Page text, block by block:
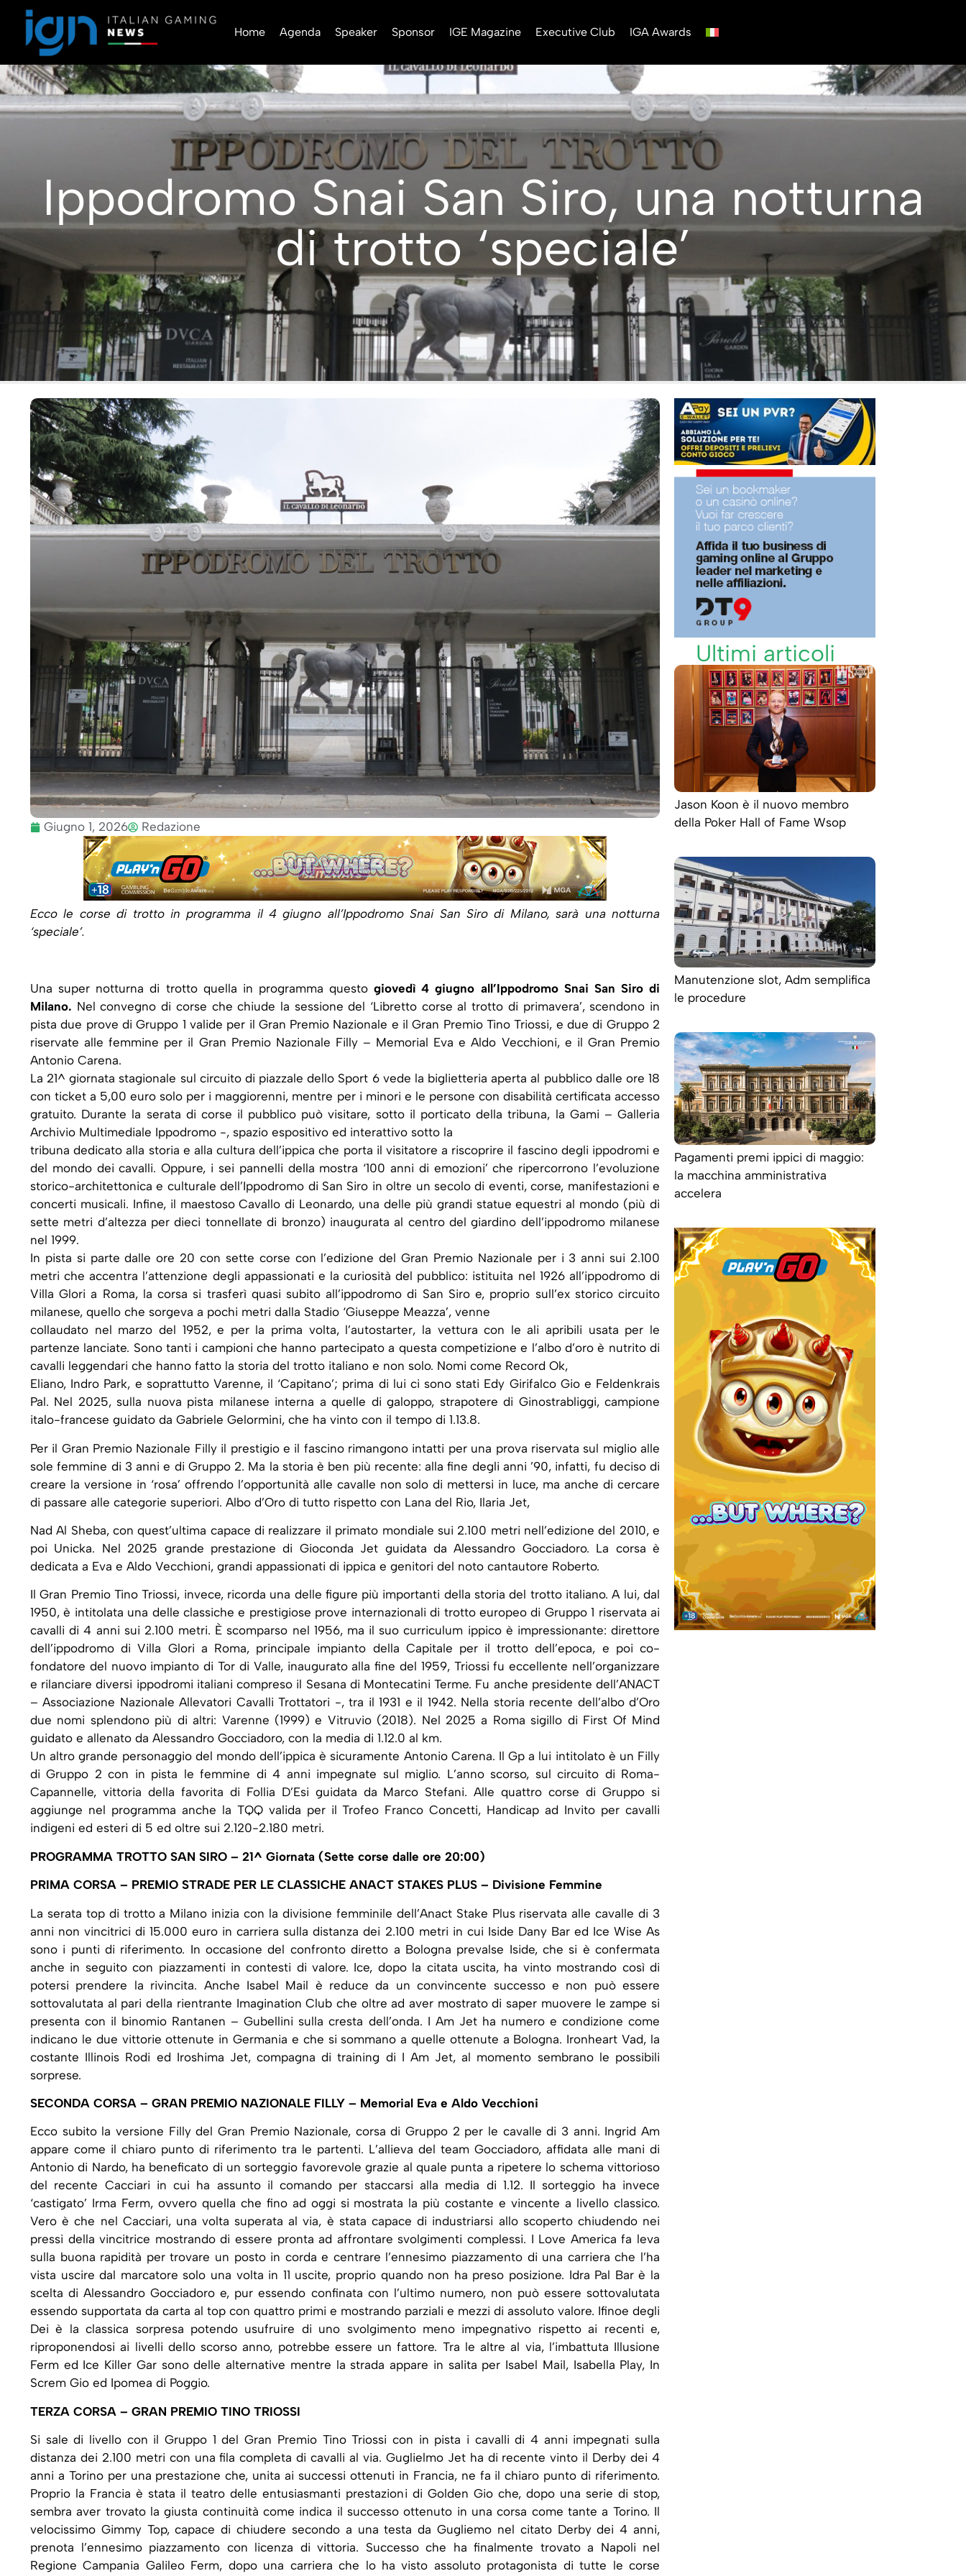
Home Agenda Speaker Sponsor IGE Magazine Executive Club IGA Awards
Ippodromo Snai San Siro, una notturna
di trotto ‘speciale’
Giugno 1, 2026 Redazione
Ecco le corse di trotto in programma il 4 giugno all’Ippodromo Snai San Siro di Milano, sarà una notturna
‘speciale’.
Una super notturna di trotto quella in programma questo giovedì 4 giugno all’Ippodromo Snai San Siro di
Milano. Nel convegno di corse che chiude la sessione del ‘Libretto corse al trotto di primavera’, scendono in
pista due prove di Gruppo 1 valide per il Gran Premio Nazionale e il Gran Premio Tino Triossi, e due di Gruppo 2
riservate alle femmine per il Gran Premio Nazionale Filly – Memorial Eva e Aldo Vecchioni, e il Gran Premio
Antonio Carena.
La 21^ giornata stagionale sul circuito di piazzale dello Sport 6 vede la biglietteria aperta al pubblico dalle ore 18
con ticket a 5,00 euro solo per i maggiorenni, mentre per i minori e le persone con disabilità certificata accesso
gratuito. Durante la serata di corse il pubblico può visitare, sotto il porticato della tribuna, la Gami – Galleria
Archivio Multimediale Ippodromo -, spazio espositivo ed interattivo sotto la
tribuna dedicato alla storia e alla cultura dell’ippica che porta il visitatore a riscoprire il fascino degli ippodromi e
del mondo dei cavalli. Oppure, i sei pannelli della mostra ‘100 anni di emozioni’ che ripercorrono l’evoluzione
storico-architettonica e culturale dell’Ippodromo di San Siro in oltre un secolo di eventi, corse, manifestazioni e
concerti musicali. Infine, il maestoso Cavallo di Leonardo, una delle più grandi statue equestri al mondo (più di
sette metri d’altezza per dieci tonnellate di bronzo) inaugurata al centro del giardino dell’ippodromo milanese
nel 1999.
In pista si parte dalle ore 20 con sette corse con l’edizione del Gran Premio Nazionale per i 3 anni sui 2.100
metri che accentra l’attenzione degli appassionati e la curiosità del pubblico: istituita nel 1926 all’ippodromo di
Villa Glori a Roma, la corsa si trasferì quasi subito all’ippodromo di San Siro e, proprio sull’ex storico circuito
milanese, quello che sorgeva a pochi metri dalla Stadio ‘Giuseppe Meazza’, venne
collaudato nel marzo del 1952, e per la prima volta, l’autostarter, la vettura con le ali apribili usata per le
partenze lanciate. Sono tanti i campioni che hanno partecipato a questa competizione e l’albo d’oro è nutrito di
cavalli leggendari che hanno fatto la storia del trotto italiano e non solo. Nomi come Record Ok,
Eliano, Indro Park, e soprattutto Varenne, il ‘Capitano’; prima di lui ci sono stati Edy Girifalco Gio e Feldenkrais
Pal. Nel 2025, sulla nuova pista milanese interna a quelle di galoppo, strapotere di Ginostrabliggi, campione
italo-francese guidato da Gabriele Gelormini, che ha vinto con il tempo di 1.13.8.
Per il Gran Premio Nazionale Filly il prestigio e il fascino rimangono intatti per una prova riservata sul miglio alle
sole femmine di 3 anni e di Gruppo 2. Ma la storia è ben più recente: alla fine degli anni ’90, infatti, fu deciso di
creare la versione in ‘rosa’ offrendo l’opportunità alle cavalle non solo di mettersi in luce, ma anche di cercare
di passare alle categorie superiori. Albo d’Oro di tutto rispetto con Lana del Rio, Ilaria Jet,
Nad Al Sheba, con quest’ultima capace di realizzare il primato mondiale sui 2.100 metri nell’edizione del 2010, e
poi Unicka. Nel 2025 grande prestazione di Gioconda Jet guidata da Alessandro Gocciadoro. La corsa è
dedicata a Eva e Aldo Vecchioni, grandi appassionati di ippica e genitori del noto cantautore Roberto.
Il Gran Premio Tino Triossi, invece, ricorda una delle figure più importanti della storia del trotto italiano. A lui, dal
1950, è intitolata una delle classiche e prestigiose prove internazionali di trotto europeo di Gruppo 1 riservata ai
cavalli di 4 anni sui 2.100 metri. È scomparso nel 1956, ma il suo curriculum ippico è impressionante: direttore
dell’ippodromo di Villa Glori a Roma, principale impianto della Capitale per il trotto dell’epoca, e poi co-
fondatore del nuovo impianto di Tor di Valle, inaugurato alla fine del 1959, Triossi fu eccellente nell’organizzare
e rilanciare diversi ippodromi italiani compreso il Sesana di Montecatini Terme. Fu anche presidente dell’ANACT
– Associazione Nazionale Allevatori Cavalli Trottatori -, tra il 1931 e il 1942. Nella storia recente dell’albo d’Oro
due nomi splendono più di altri: Varenne (1999) e Vitruvio (2018). Nel 2025 a Roma sigillo di First Of Mind
guidato e allenato da Alessandro Gocciadoro, con la media di 1.12.0 al km.
Un altro grande personaggio del mondo dell’ippica è sicuramente Antonio Carena. Il Gp a lui intitolato è un Filly
di Gruppo 2 con in pista le femmine di 4 anni impegnate sul miglio. L’anno scorso, sul circuito di Roma-
Capannelle, vittoria della favorita di Follia D’Esi guidata da Marco Stefani. Alle quattro corse di Gruppo si
aggiunge nel programma anche la TQQ valida per il Trofeo Franco Concetti, Handicap ad Invito per cavalli
indigeni ed esteri di 5 ed oltre sui 2.120-2.180 metri.
PROGRAMMA TROTTO SAN SIRO – 21^ Giornata (Sette corse dalle ore 20:00)
PRIMA CORSA – PREMIO STRADE PER LE CLASSICHE ANACT STAKES PLUS – Divisione Femmine
La serata top di trotto a Milano inizia con la divisione femminile dell’Anact Stake Plus riservata alle cavalle di 3
anni non vincitrici di 15.000 euro in carriera sulla distanza dei 2.100 metri in cui Iside Dany Bar ed Ice Wise As
sono i punti di riferimento. In occasione del confronto diretto a Bologna prevalse Iside, che si è confermata
anche in seguito con piazzamenti in contesti di valore. Ice, dopo la citata uscita, ha vinto mostrando così di
potersi prendere la rivincita. Anche Isabel Mail è reduce da un convincente successo e non può essere
sottovalutata al pari della rientrante Imagination Club che oltre ad aver mostrato di saper muovere le zampe si
presenta con il binomio Rantanen – Gubellini sulla cresta dell’onda. I Am Jet ha numero e condizione come
indicano le due vittorie ottenute in Germania e che si sommano a quelle ottenute a Bologna. Ironheart Vad, la
costante Illinois Rodi ed Iroshima Jet, compagna di training di I Am Jet, al momento sembrano le possibili
sorprese.
SECONDA CORSA – GRAN PREMIO NAZIONALE FILLY – Memorial Eva e Aldo Vecchioni
Ecco subito la versione Filly del Gran Premio Nazionale, corsa di Gruppo 2 per le cavalle di 3 anni. Ingrid Am
appare come il chiaro punto di riferimento tra le partenti. L’allieva del team Gocciadoro, affidata alle mani di
Antonio di Nardo, ha beneficato di un sorteggio favorevole grazie al quale punta a ripetere lo schema vittorioso
del recente Cacciari in cui ha assunto il comando per staccarsi alla media di 1.12. Il sorteggio ha invece
‘castigato’ Irma Ferm, ovvero quella che fino ad oggi si mostrata la più costante e vincente a livello classico.
Vero è che nel Cacciari, una volta superata al via, è stata capace di industriarsi allo scoperto chiudendo nei
pressi della vincitrice mostrando di essere pronta ad affrontare svolgimenti complessi. I Love America fa leva
sulla buona rapidità per trovare un posto in corda e centrare l’ennesimo piazzamento di una carriera che l’ha
vista uscire dal marcatore solo una volta in 11 uscite, proprio quando non ha preso posizione. Idra Pal Bar è la
scelta di Alessandro Gocciadoro e, pur essendo confinata con l’ultimo numero, non può essere sottovalutata
essendo supportata da carta al top con quattro primi e mostrando parziali e mezzi di assoluto valore. Ifinoe degli
Dei è la classica sorpresa potendo usufruire di uno svolgimento meno impegnativo rispetto ai recenti e,
riproponendosi ai livelli dello scorso anno, potrebbe essere un fattore. Tra le altre al via, l’imbattuta Illusione
Ferm ed Ice Killer Gar sono delle alternative mentre la strada appare in salita per Isabel Mail, Isabella Play, In
Screm Gio ed Ipomea di Poggio.
TERZA CORSA – GRAN PREMIO TINO TRIOSSI
Si sale di livello con il Gruppo 1 del Gran Premio Tino Triossi con in pista i cavalli di 4 anni impegnati sulla
distanza dei 2.100 metri con una fila completa di cavalli al via. Guglielmo Jet ha di recente vinto il Derby dei 4
anni a Torino per una prestazione che, unita ai successi ottenuti in Francia, ne fa il chiaro punto di riferimento.
Proprio la Francia è stata il teatro delle entusiasmanti prestazioni di Golden Gio che, dopo una serie di stop,
sembra aver trovato la giusta continuità come indica il successo ottenuto in una corsa come tante a Torino. Il
velocissimo Gimmy Top, capace di chiudere secondo a una testa da Gugliemo nel citato Derby dei 4 anni,
prenota l’ennesimo piazzamento con licenza di vittoria. Successo che ha finalmente trovato a Napoli nel
Regione Campania Galileo Ferm, dopo una carriera che lo ha visto assoluto protagonista di tutte le corse
Ultimi articoli
Jason Koon è il nuovo membro
della Poker Hall of Fame Wsop
Manutenzione slot, Adm semplifica
le procedure
Pagamenti premi ippici di maggio:
la macchina amministrativa
accelera